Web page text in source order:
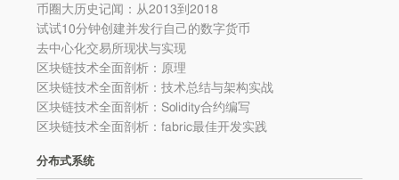
币圈大历史记闻：从2013到2018
试试10分钟创建并发行自己的数字货币
去中心化交易所现状与实现
区块链技术全面剖析：原理
区块链技术全面剖析：技术总结与架构实战
区块链技术全面剖析：Solidity合约编写
区块链技术全面剖析：fabric最佳开发实践
分布式系统